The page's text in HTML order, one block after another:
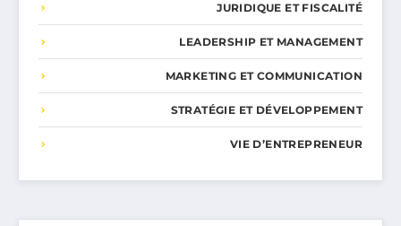
JURIDIQUE ET FISCALITÉ
LEADERSHIP ET MANAGEMENT
MARKETING ET COMMUNICATION
STRATÉGIE ET DÉVELOPPEMENT
VIE D’ENTREPRENEUR